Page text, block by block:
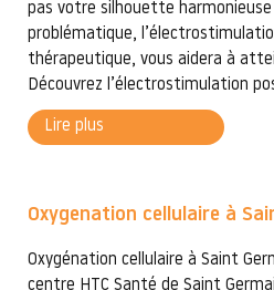
pas votre silhouette
problématique,
thérapeutique, vous aidera à
Découvrez l’électrostimulation
Lire plus
Oxygenation cellulaire à
Oxygénation cellulaire à Saint
centre HTC Santé de Saint